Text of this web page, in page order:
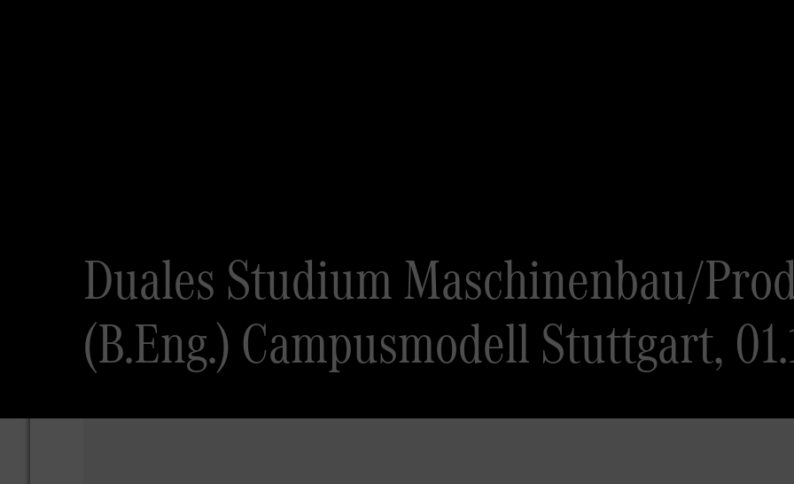
Duales Studium Maschinenbau/
(B.Eng.) Campusmodell Stuttgart,